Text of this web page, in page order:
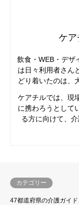
ケア
飲食・WEB・デザ
は日々利用者さん
どり着いたのは、
ケアチルでは、現
に携わろうとして
る方に向けて、
カテゴリー
47都道府県の介護ガイド